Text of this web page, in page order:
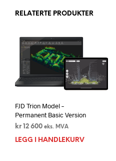
RELATERTE PRODUKTER
FJD Trion Model –
Permanent Basic Version
kr 12 600 eks. MVA
LEGG I HANDLEKURV